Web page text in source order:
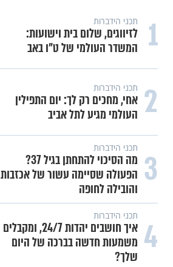
1 תכני הידברות
לזיווגים, שלום בית וישועות:
המשדר העולמי של ט"ו באב
2 תכני הידברות
אחי, מחכים רק לך: יום התפילין
העולמי מגיע לתל אביב
3 תכני הידברות
מה הסיכוי להתחתן בגיל 37?
הפעולה שסיימה עשור של אכזבות
והובילה לחופה
4 תכני הידברות
איך חושבים יהדות 24/7, ומקבלים
משמעות חדשה בברכה של היום
שלך?